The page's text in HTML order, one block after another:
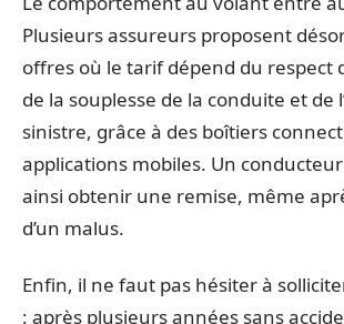
Plusieurs assureurs proposent
offres où le tarif dépend du respect
de la souplesse de la conduite et de
sinistre, grâce à des boîtiers
applications mobiles. Un
ainsi obtenir une remise, même
d’un malus.
Enfin, il ne faut pas hésiter à
: après plusieurs années sans